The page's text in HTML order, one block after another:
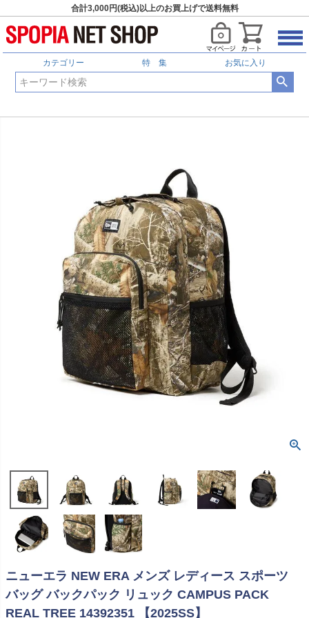
合計3,000円(税込)以上のお買上げで送料無料
カテゴリー 特 集 お気に入り
ニューエラ NEW ERA メンズ レディース スポーツ
バッグ バックパック リュック CAMPUS PACK
REAL TREE 14392351 【2025SS】